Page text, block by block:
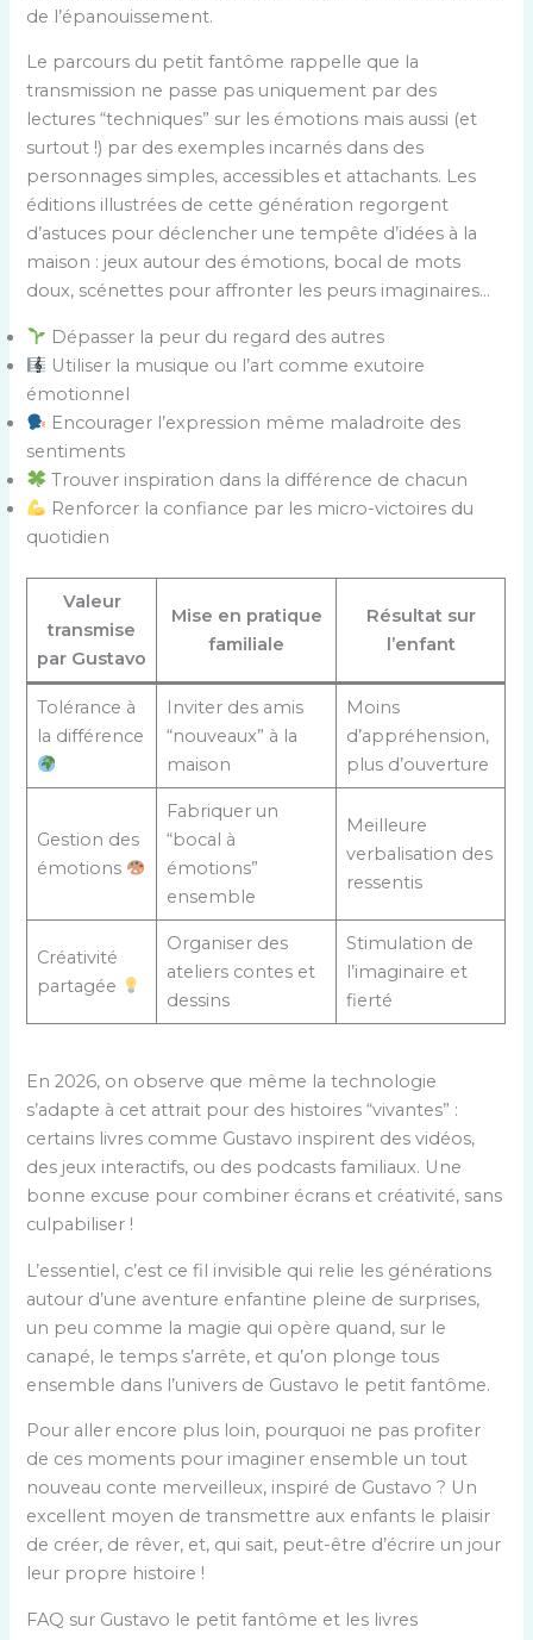
de l’épanouissement.
Le parcours du petit fantôme rappelle que la
transmission ne passe pas uniquement par des
lectures “techniques” sur les émotions mais aussi (et
surtout !) par des exemples incarnés dans des
personnages simples, accessibles et attachants. Les
éditions illustrées de cette génération regorgent
d’astuces pour déclencher une tempête d’idées à la
maison : jeux autour des émotions, bocal de mots
doux, scénettes pour affronter les peurs imaginaires…
Dépasser la peur du regard des autres
Utiliser la musique ou l’art comme exutoire
émotionnel
Encourager l’expression même maladroite des
sentiments
Trouver inspiration dans la différence de chacun
Renforcer la confiance par les micro-victoires du
quotidien
Valeur
transmise
par Gustavo
Mise en pratique
familiale
Résultat sur
l’enfant
Tolérance à
la différence
Inviter des amis
“nouveaux” à la
maison
Moins
d’appréhension,
plus d’ouverture
Gestion des
émotions
Fabriquer un
“bocal à
émotions”
ensemble
Meilleure
verbalisation des
ressentis
Créativité
partagée
Organiser des
ateliers contes et
dessins
Stimulation de
l’imaginaire et
fierté
En 2026, on observe que même la technologie
s’adapte à cet attrait pour des histoires “vivantes” :
certains livres comme Gustavo inspirent des vidéos,
des jeux interactifs, ou des podcasts familiaux. Une
bonne excuse pour combiner écrans et créativité, sans
culpabiliser !
L’essentiel, c’est ce fil invisible qui relie les générations
autour d’une aventure enfantine pleine de surprises,
un peu comme la magie qui opère quand, sur le
canapé, le temps s’arrête, et qu’on plonge tous
ensemble dans l’univers de Gustavo le petit fantôme.
Pour aller encore plus loin, pourquoi ne pas profiter
de ces moments pour imaginer ensemble un tout
nouveau conte merveilleux, inspiré de Gustavo ? Un
excellent moyen de transmettre aux enfants le plaisir
de créer, de rêver, et, qui sait, peut-être d’écrire un jour
leur propre histoire !
FAQ sur Gustavo le petit fantôme et les livres